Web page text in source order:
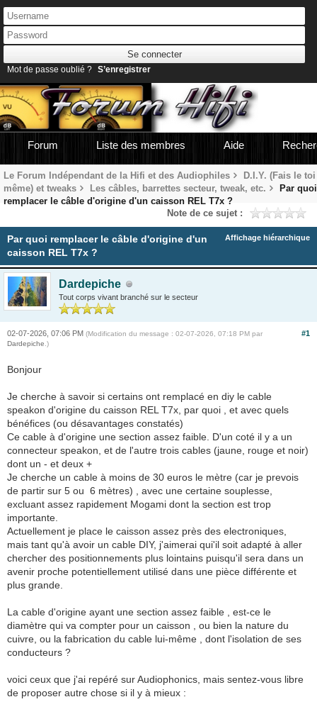
Mot de passe oublié ? S’enregistrer
Forum Liste des membres Aide
Le Forum Indépendant de la Hifi et des Audiophiles
D.I.Y. (Fais le toi
même) et tweaks
Les câbles, barrettes secteur, tweak, etc.
Par quoi
remplacer le câble d'origine d'un caisson REL T7x ?
Note de ce sujet :
Affichage hiérarchique
Par quoi remplacer le câble d'origine d'un
caisson REL T7x ?
Dardepiche
Tout corps vivant branché sur le secteur
#1
02-07-2026, 07:06 PM (Modification du message : 02-07-2026, 07:18 PM par
Dardepiche .)
Bonjour
Je cherche à savoir si certains ont remplacé en diy le cable
speakon d'origine du caisson REL T7x, par quoi , et avec quels
bénéfices (ou désavantages constatés)
Ce cable à d'origine une section assez faible. D'un coté il y a un
connecteur speakon, et de l'autre trois cables (jaune, rouge et noir)
dont un - et deux +
Je cherche un cable à moins de 30 euros le mètre (car je prevois
de partir sur 5 ou 6 mètres) , avec une certaine souplesse,
excluant assez rapidement Mogami dont la section est trop
importante.
Actuellement je place le caisson assez près des electroniques,
mais tant qu'à avoir un cable DIY, j'aimerai qui'il soit adapté à aller
chercher des positionnements plus lointains puisqu'il sera dans un
avenir proche potentiellement utilisé dans une pièce différente et
plus grande.
La cable d'origine ayant une section assez faible , est-ce le
diamètre qui va compter pour un caisson , ou bien la nature du
cuivre, ou la fabrication du cable lui-même , dont l'isolation de ses
conducteurs ?
voici ceux que j'ai repéré sur Audiophonics, mais sentez-vous libre
de proposer autre chose si il y à mieux :